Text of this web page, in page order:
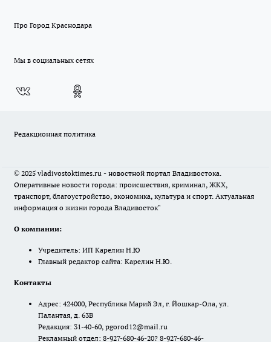
Про Город Краснодара
Мы в социальных сетях
Редакционная политика
© 2025 vladivostoktimes.ru - новостной портал Владивостока.
Оперативные новости города: происшествия, криминал, ЖКХ,
транспорт, благоустройство, экономика, культура и спорт. Актуальная
информация о жизни города Владивосток"
О компании:
Учредитель: ИП Карелин Н.Ю
Главный редактор сайта: Карелин Н.Ю.
Контакты
Адрес: 424000, Республика Марий Эл, г. Йошкар-Ола, ул.
Палантая, д. 63В
Редакция: 31-40-60, pgorod12@mail.ru
Рекламный отдел: 8-927-680-46-20? 8-927-680-46-